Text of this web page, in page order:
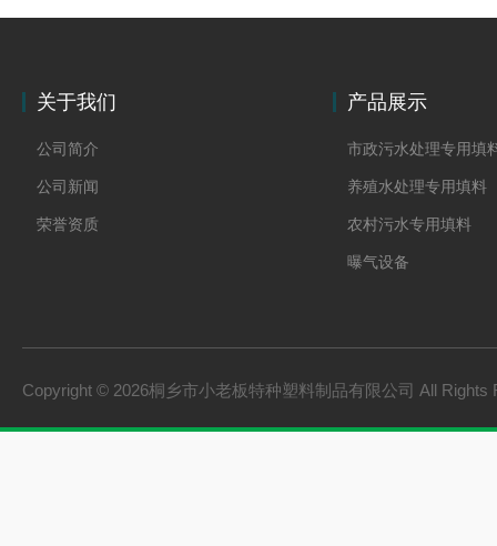
关于我们
公司简介
公司新闻
荣誉资质
产品展示
市政污水处理专用填
养殖水处理专用填料
农村污水专用填料
曝气设备
Copyright © 2026桐乡市小老板特种塑料制品有限公司 All